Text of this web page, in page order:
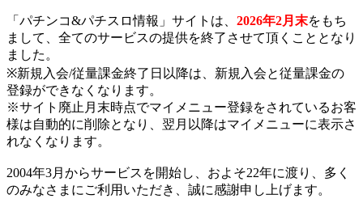
「パチンコ&パチスロ情報」サイトは、 2026年2月末をもち
まして、全てのサービスの提供を終了させて頂くこととなり
ました。
※新規入会/従量課金終了日以降は、新規入会と従量課金の
登録ができなくなります。
※サイト廃止月末時点でマイメニュー登録をされているお客
様は自動的に削除となり、翌月以降はマイメニューに表示さ
れなくなります。
2004年3月からサービスを開始し、およそ22年に渡り、多く
のみなさまにご利用いただき、誠に感謝申し上げます。